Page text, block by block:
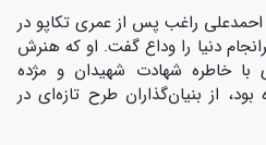
احمدعلی راغب پس از عمری تکاپو در
دنیا را وداع گفت. او که هنرش
خاطره شهادت شهیدان و مژده
از بنیان‌گذاران طرح تازه‌ای در